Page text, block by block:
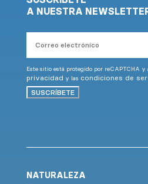
A NUESTRA
electrónico
Este sitio está protegido por reCAPTCHA y
privacidad y las condiciones de
SUSCRÍBETE
NATURALEZA